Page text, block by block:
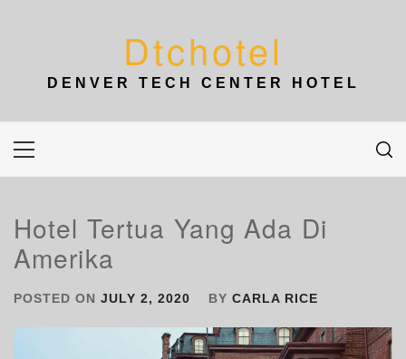
Dtchotel
DENVER TECH CENTER HOTEL
Primary
Menu
Hotel Tertua Yang Ada Di
Amerika
POSTED ON JULY 2, 2020 BY CARLA RICE